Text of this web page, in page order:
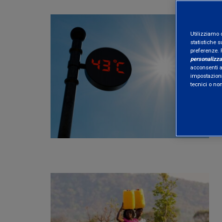
Utilizziamo
statistiche
preferenze.
personalizza
acconsenti
tecnici o